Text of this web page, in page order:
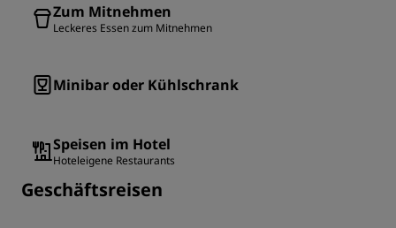
Zum Mitnehmen
Leckeres Essen zum Mitnehmen
Minibar oder Kühlschrank
Speisen im Hotel
Hoteleigene Restaurants
Geschäftsreisen